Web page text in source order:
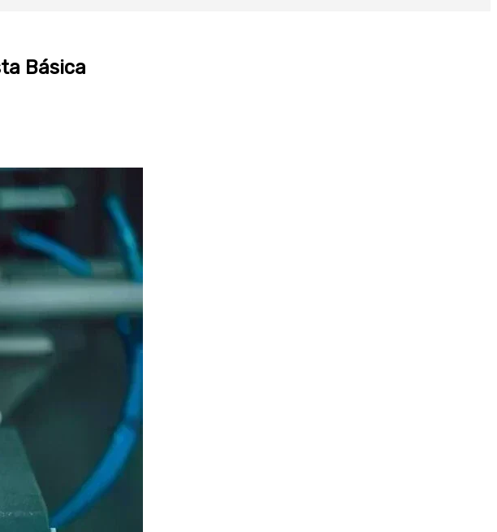
Básica